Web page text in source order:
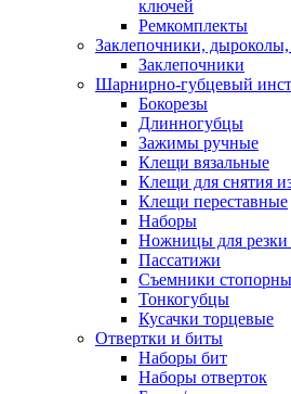
ключей
Ремкомплекты
Заклепочники,
Заклепочники
Шарнирно-губцевый
Бокорезы
Длинногубцы
Зажимы ручные
Клещи вязальные
Клещи для снятия
Клещи переставные
Наборы
Ножницы для резки
Пассатижи
Съемники
Тонкогубцы
Кусачки торцевые
Отвертки и биты
Наборы бит
Наборы отверток